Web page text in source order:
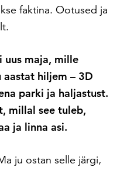
faktina. Ootused ja
maja, mille
hiljem – 3D
parki ja haljastust.
millal see tuleb,
ja linna asi.
ju ostan selle järgi,